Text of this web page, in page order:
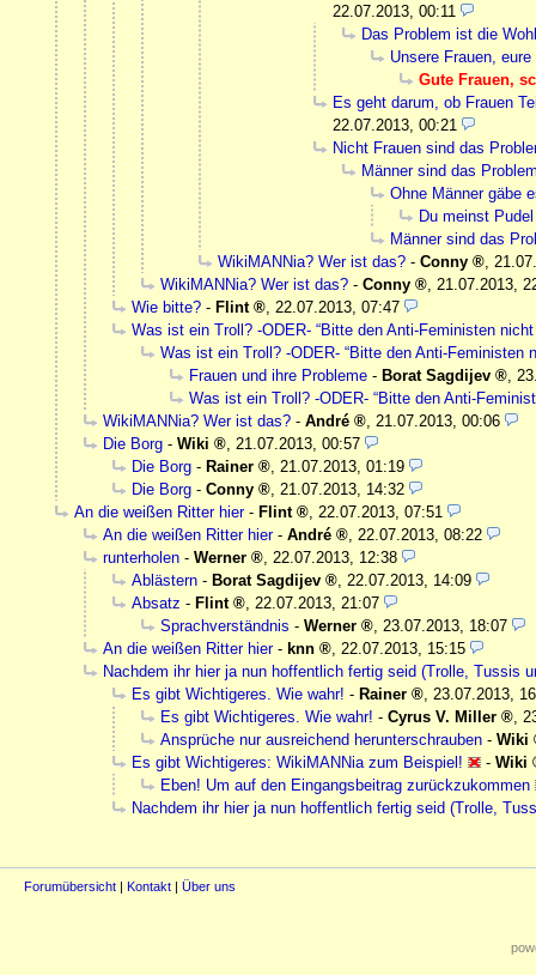
22.07.2013, 00:11
Das Problem ist die
Unsere Frauen, eure
Gute Frauen,
Es geht darum, ob Frauen
22.07.2013, 00:21
Nicht Frauen sind das
Männer sind das
Ohne Männer gäbe
Du meinst Pudel
Männer sind das
WikiMANNia? Wer ist das? - Conny
WikiMANNia? Wer ist das? - Conny
21.07.2013,
Wie bitte? - Flint
22.07.2013, 07:47
Was ist ein Troll? -ODER- “Bitte den Anti-Feministen nicht
Was ist ein Troll? -ODER- “Bitte den Anti-Feministen
Frauen und ihre Probleme - Borat Sagdijev
Was ist ein Troll? -ODER- “Bitte den Anti-
WikiMANNia? Wer ist das? - André
21.07.2013, 00:06
Die Borg - Wiki
21.07.2013, 00:57
Die Borg - Rainer
21.07.2013, 01:19
Die Borg - Conny
21.07.2013, 14:32
An die weißen Ritter hier- Flint
22.07.2013, 07:51
An die weißen Ritter hier- André
22.07.2013, 08:22
runterholen - Werner
22.07.2013, 12:38
Ablästern - Borat Sagdijev
22.07.2013, 14:09
Absatz - Flint
22.07.2013, 21:07
Sprachverständnis - Werner
23.07.2013, 18:07
An die weißen Ritter hier- knn
22.07.2013, 15:15
Nachdem ihr hier ja nun hoffentlich fertig seid (Trolle, Tussis
Es gibt Wichtigeres. Wie wahr! - Rainer
23.07.2013,
Es gibt Wichtigeres. Wie wahr! - Cyrus V. Miller
Ansprüche nur ausreichend herunterschrauben - Wiki
Es gibt Wichtigeres: WikiMANNia zum Beispiel!
- Wiki
Eben! Um auf den Eingangsbeitrag zurückzukommen
Nachdem ihr hier ja nun hoffentlich fertig seid (Trolle,
Forumübersicht | Kontakt | Über uns